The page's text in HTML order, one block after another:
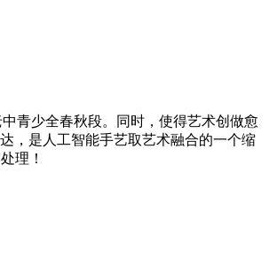
青少全春秋段。同时，使得艺术创做愈
，是人工智能手艺取艺术融合的一个缩
理！